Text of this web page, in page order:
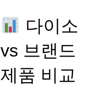
다이소
vs 브랜드
제품 비교